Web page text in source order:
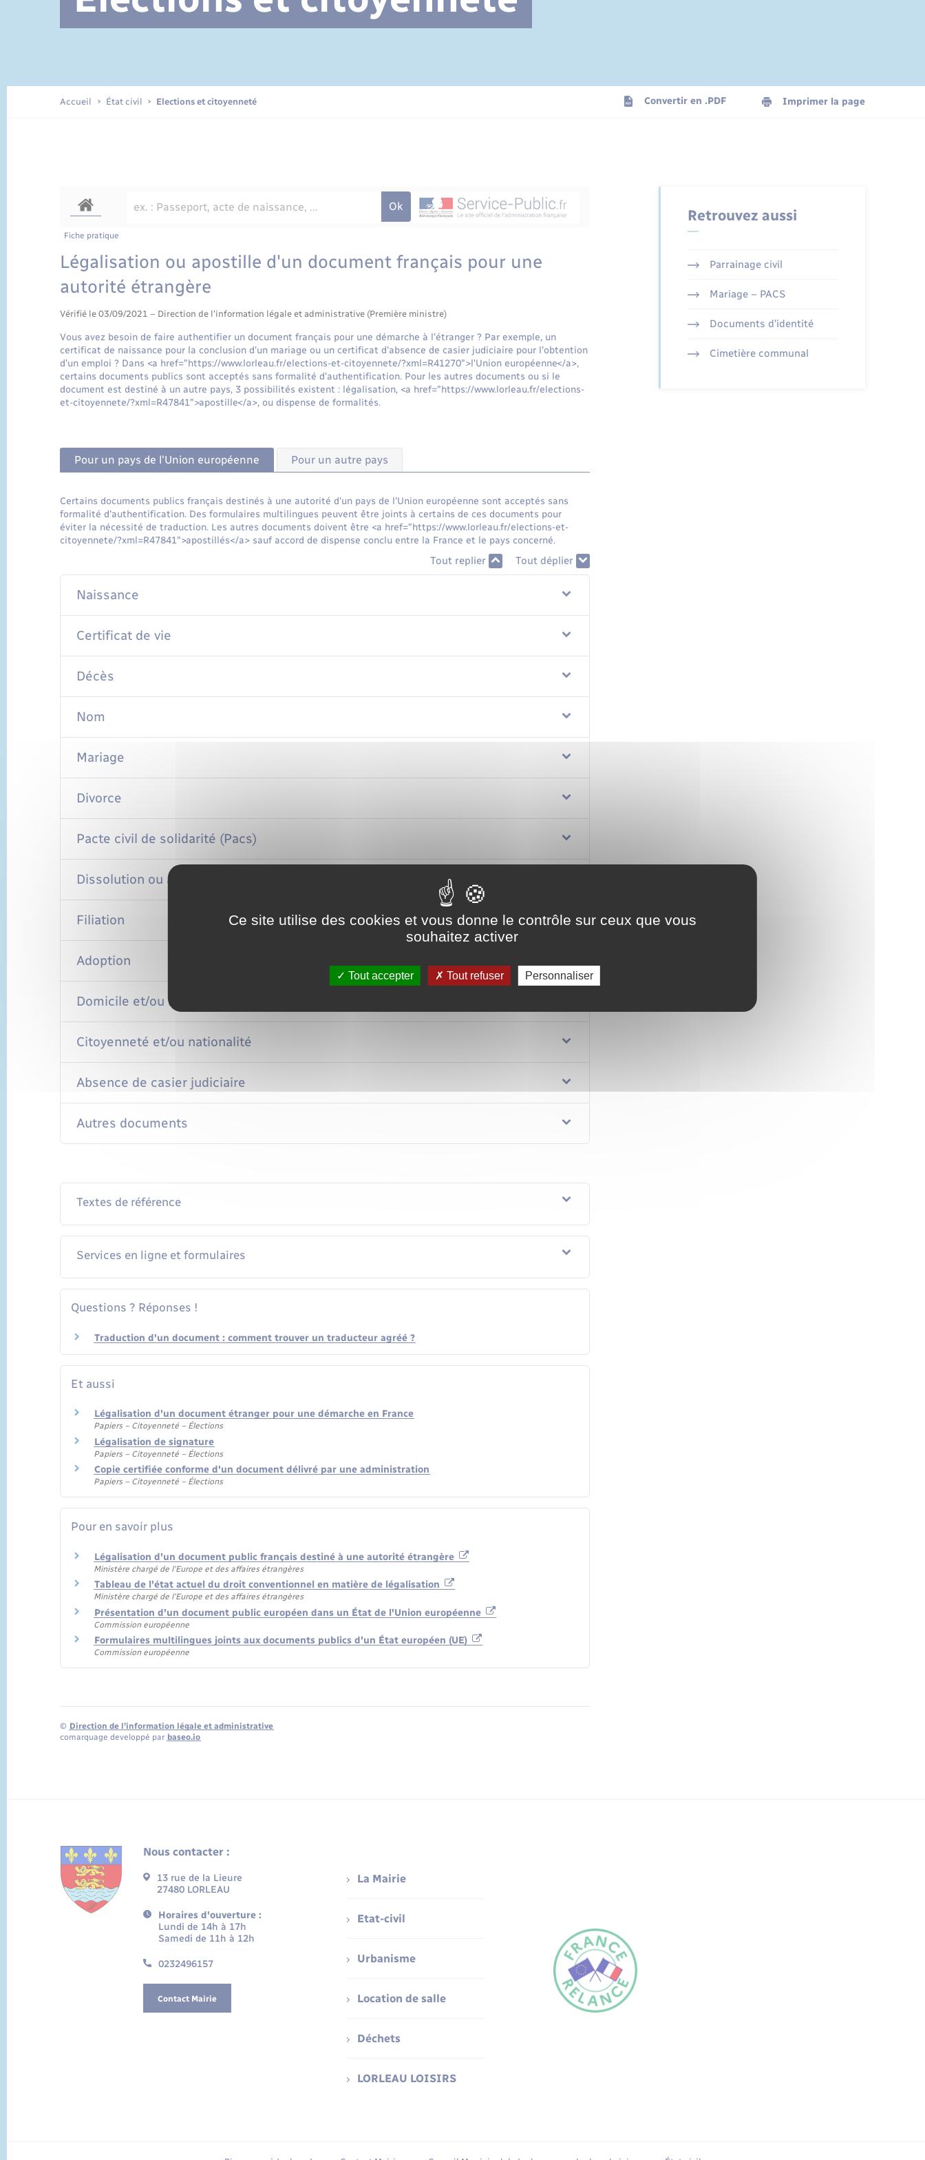
Documents d’identité Cimetière communal
Accueil État civil Elections et citoyenneté Convertir en .PDF Imprimer la page
Fiche pratique
Légalisation ou apostille d'un document français pour une
autorité étrangère
Vérifié le 03/09/2021 – Direction de l'information légale et administrative (Première ministre)
Vous avez besoin de faire authentifier un document français pour une démarche à l'étranger ? Par exemple, un
certificat de naissance pour la conclusion d'un mariage ou un certificat d'absence de casier judiciaire pour l'obtention
d'un emploi ? Dans <a href="https://www.lorleau.fr/elections-et-citoyennete/?xml=R41270">l'Union européenne</a>,
certains documents publics sont acceptés sans formalité d'authentification. Pour les autres documents ou si le
document est destiné à un autre pays, 3 possibilités existent : légalisation, <a href="https://www.lorleau.fr/elections-
et-citoyennete/?xml=R47841">apostille</a>, ou dispense de formalités.
Pour un pays de l'Union européenne Pour un autre pays
Certains documents publics français destinés à une autorité d'un pays de l'Union européenne sont acceptés sans
formalité d'authentification. Des formulaires multilingues peuvent être joints à certains de ces documents pour
éviter la nécessité de traduction. Les autres documents doivent être <a href="https://www.lorleau.fr/elections-et-
citoyennete/?xml=R47841">apostillés</a> sauf accord de dispense conclu entre la France et le pays concerné.
Tout replier Tout déplier
Naissance
Certificat de vie
Décès
Nom
Mariage
Divorce
Pacte civil de solidarité (Pacs)
Dissolution ou annulation d'un Pacs
Filiation
Adoption
Domicile et/ou résidence
Citoyenneté et/ou nationalité
Absence de casier judiciaire
Autres documents
Textes de référence
Services en ligne et formulaires
Questions ? Réponses !
Traduction d'un document : comment trouver un traducteur agréé ?
Et aussi
Légalisation d'un document étranger pour une démarche en France
Papiers – Citoyenneté – Élections
Légalisation de signature
Papiers – Citoyenneté – Élections
Copie certifiée conforme d'un document délivré par une administration
Papiers – Citoyenneté – Élections
Pour en savoir plus
Légalisation d'un document public français destiné à une autorité étrangère
Ministère chargé de l'Europe et des affaires étrangères
Tableau de l'état actuel du droit conventionnel en matière de légalisation
Ministère chargé de l'Europe et des affaires étrangères
Présentation d'un document public européen dans un État de l'Union européenne
Commission européenne
Formulaires multilingues joints aux documents publics d'un État européen (UE)
Commission européenne
© Direction de l’information légale et administrative
comarquage developpé par baseo.io
Retrouvez aussi
Parrainage civil
Mariage – PACS
Documents d’identité
Cimetière communal
Nous contacter :
13 rue de la Lieure
27480 LORLEAU
Horaires d'ouverture :
Lundi de 14h à 17h
Samedi de 11h à 12h
0232496157
Contact Mairie
La Mairie
Etat-civil
Urbanisme
Location de salle
Déchets
LORLEAU LOISIRS
Ce site utilise des cookies et vous donne le contrôle sur ceux que vous
souhaitez activer
Tout accepter Tout refuser Personnaliser